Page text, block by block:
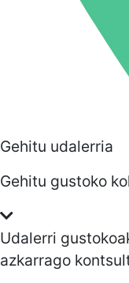
Gehitu udalerria
Gehitu gustoko
Udalerri
azkarrago